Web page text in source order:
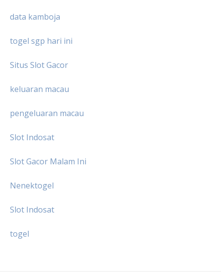
data kamboja
togel sgp hari ini
Situs Slot Gacor
keluaran macau
pengeluaran macau
Slot Indosat
Slot Gacor Malam Ini
Nenektogel
Slot Indosat
togel